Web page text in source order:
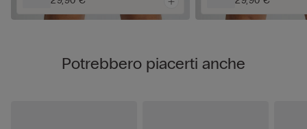
Potrebbero piacerti anche